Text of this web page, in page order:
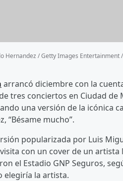
Hernandez / Getty Images Entertainment
arrancó diciembre con la
tres conciertos en Ciudad de
una versión de la icónica
“Bésame mucho”.
popularizada por Luis
con un cover de un
el Estadio GNP Seguros,
elegiría la artista.